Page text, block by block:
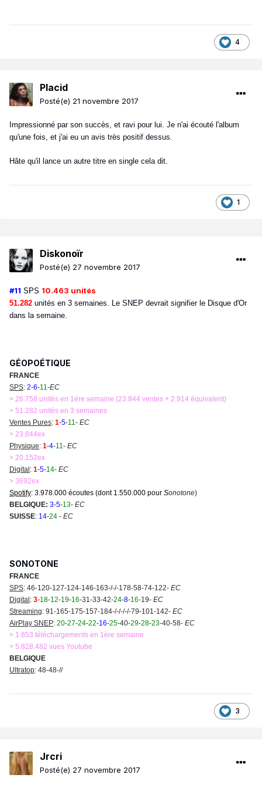
4
Placid
Posté(e) 21 novembre 2017
Impressionné par son succès, et ravi pour lui. Je n'ai écouté l'album
qu'une fois, et j'ai eu un avis très positif dessus.
Hâte qu'il lance un autre titre en single cela dit.
1
Diskonoïr
Posté(e) 27 novembre 2017
#11 SPS 10.463 unités
51.282 unités en 3 semaines. Le SNEP devrait signifier le Disque d'Or
dans la semaine.
GÉOPOÉTIQUE
FRANCE
SPS: 2-6-11-EC
> 26.758 unités en 1ère semaine (23.844 ventes + 2.914 équivalent)
> 51.282 unités en 3 semaines
Ventes Pures: 1-5-11- EC
> 23.844ex
Physique: 1-4-11- EC
> 20.152ex
Digital : 1-5-14- EC
> 3692ex
Spotify: 3.978.000 écoutes (dont 1.550.000 pour Sonotone)
BELGIQUE: 3-5-13- EC
SUISSE: 14-24 - EC
SONOTONE
FRANCE
SPS: 46-120-127-124-146-163-/-/-178-58-74-122- EC
Digital : 3-18-12-19-16-31-33-42-24-8-16-19- EC
Streaming: 91-165-175-157-184-/-/-/-/-79-101-142- EC
AirPlay SNEP: 20-27-24-22-16-25-40-29-28-23-40-58- EC
> 1.853 téléchargements en 1ère semaine
> 5.828.482 vues Youtube
BELGIQUE
Ultratop: 48-48-//
3
Jrcri
Posté(e) 27 novembre 2017